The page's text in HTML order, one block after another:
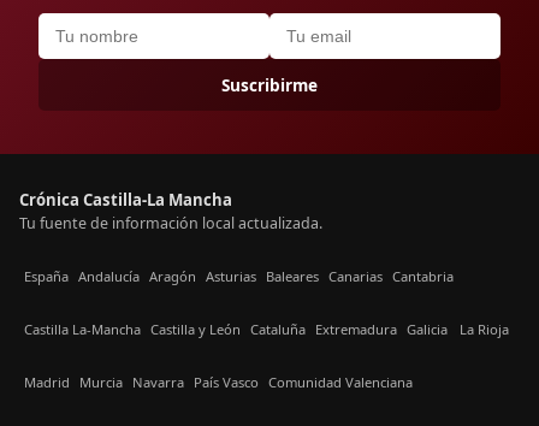
Suscribirme
Crónica Castilla-La Mancha
Tu fuente de información local actualizada.
España Andalucía Aragón Asturias Baleares Canarias Cantabria
Castilla La-Mancha Castilla y León Cataluña Extremadura Galicia La Rioja
Madrid Murcia Navarra País Vasco Comunidad Valenciana